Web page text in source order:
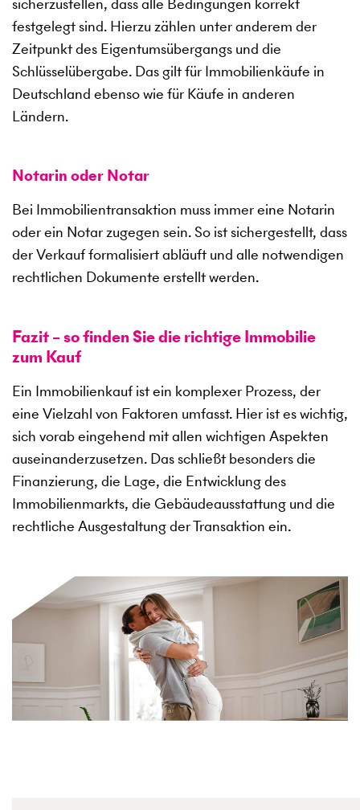
festgelegt sind. Hierzu zählen unter anderem der
Zeitpunkt des Eigentumsübergangs und die
Schlüsselübergabe. Das gilt für Immobilienkäufe in
Deutschland ebenso wie für Käufe in anderen
Ländern.
Notarin oder Notar
Bei Immobilientransaktion muss immer eine Notarin
oder ein Notar zugegen sein. So ist sichergestellt, dass
der Verkauf formalisiert abläuft und alle notwendigen
rechtlichen Dokumente erstellt werden.
Fazit – so finden Sie die richtige Immobilie
zum Kauf
Ein Immobilienkauf ist ein komplexer Prozess, der
eine Vielzahl von Faktoren umfasst. Hier ist es wichtig,
sich vorab eingehend mit allen wichtigen Aspekten
auseinanderzusetzen. Das schließt besonders die
Finanzierung, die Lage, die Entwicklung des
Immobilienmarkts, die Gebäudeausstattung und die
rechtliche Ausgestaltung der Transaktion ein.